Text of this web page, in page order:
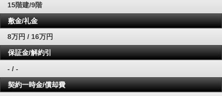
15階建/9階
敷金/礼金
8万円 / 16万円
保証金/解約引
- / -
契約一時金/償却費